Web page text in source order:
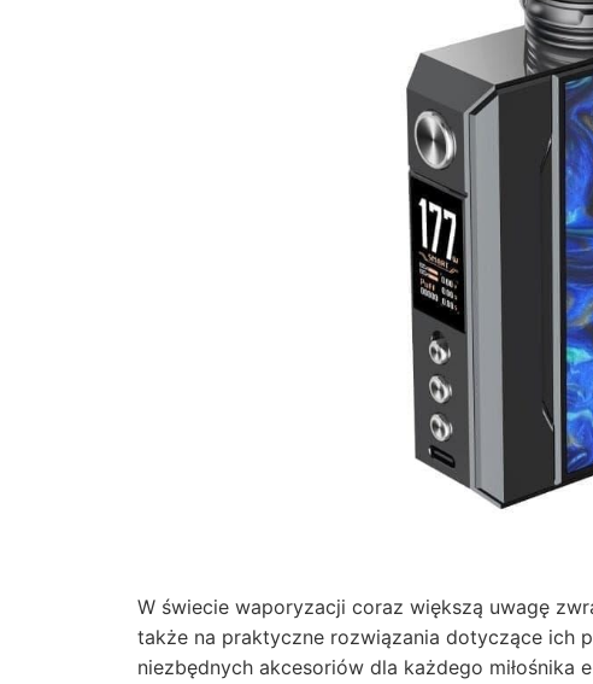
W świecie waporyzacji coraz większą uwagę
także na praktyczne rozwiązania dotyczące ich
niezbędnych akcesoriów dla każdego miłośnika